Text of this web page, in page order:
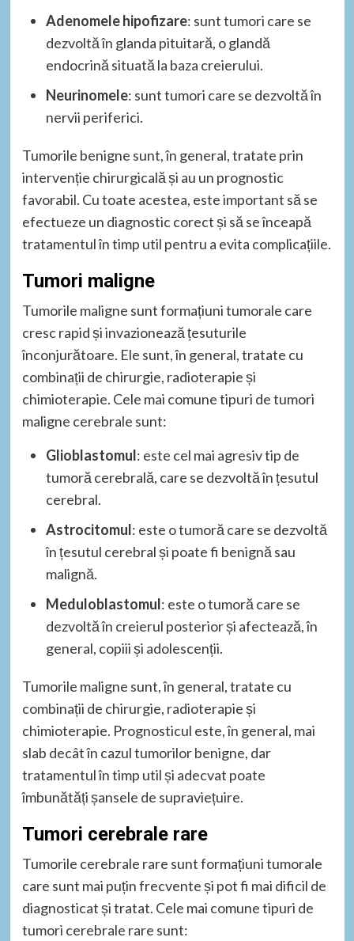
Adenomele hipofizare: sunt tumori care se
dezvoltă în glanda pituitară, o glandă
endocrină situată la baza creierului.
Neurinomele: sunt tumori care se dezvoltă în
nervii periferici.
Tumorile benigne sunt, în general, tratate prin
intervenție chirurgicală și au un prognostic
favorabil. Cu toate acestea, este important să se
efectueze un diagnostic corect și să se înceapă
tratamentul în timp util pentru a evita complicațiile.
Tumori maligne
Tumorile maligne sunt formațiuni tumorale care
cresc rapid și invazionează țesuturile
înconjurătoare. Ele sunt, în general, tratate cu
combinații de chirurgie, radioterapie și
chimioterapie. Cele mai comune tipuri de tumori
maligne cerebrale sunt:
Glioblastomul: este cel mai agresiv tip de
tumoră cerebrală, care se dezvoltă în țesutul
cerebral.
Astrocitomul: este o tumoră care se dezvoltă
în țesutul cerebral și poate fi benignă sau
malignă.
Meduloblastomul: este o tumoră care se
dezvoltă în creierul posterior și afectează, în
general, copiii și adolescenții.
Tumorile maligne sunt, în general, tratate cu
combinații de chirurgie, radioterapie și
chimioterapie. Prognosticul este, în general, mai
slab decât în cazul tumorilor benigne, dar
tratamentul în timp util și adecvat poate
îmbunătăți șansele de supraviețuire.
Tumori cerebrale rare
Tumorile cerebrale rare sunt formațiuni tumorale
care sunt mai puțin frecvente și pot fi mai dificil de
diagnosticat și tratat. Cele mai comune tipuri de
tumori cerebrale rare sunt: